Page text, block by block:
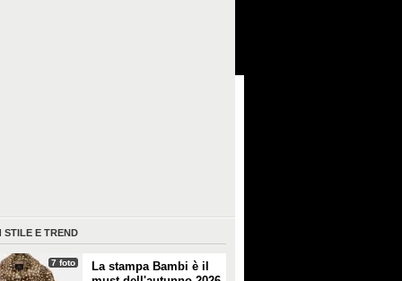
STILE E TREND
7 foto
La stampa Bambi è il